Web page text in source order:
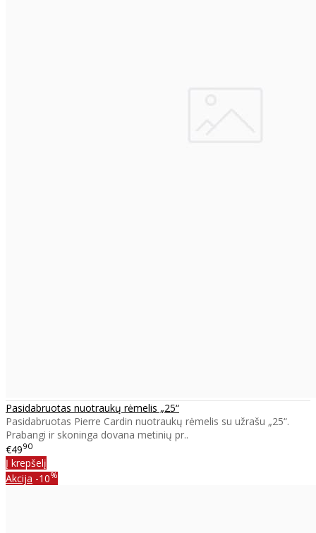
Pasidabruotas nuotraukų rėmelis „25“
Pasidabruotas Pierre Cardin nuotraukų rėmelis su užrašu „25“.
Prabangi ir skoninga dovana metinių pr..
€4990
Į krepšelį
Akcija -10%